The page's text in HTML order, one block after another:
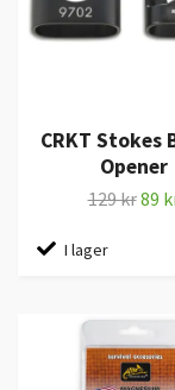
CRKT Stokes
Opener
129 kr89
I lager